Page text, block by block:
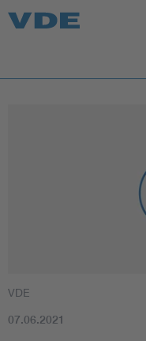
Top Themen
Fokusthemen
AI & Digital Trust
VDE
07.06.2021